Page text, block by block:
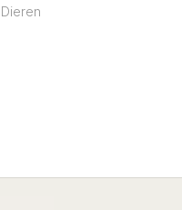
Dieren